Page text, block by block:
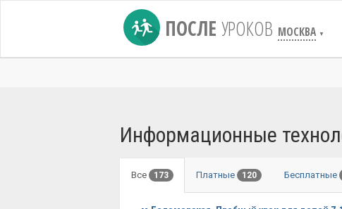
ПОСЛЕ УРОКОВ МОСКВА ▼
Информационные
Все 173 Платные 120 Бесплатные